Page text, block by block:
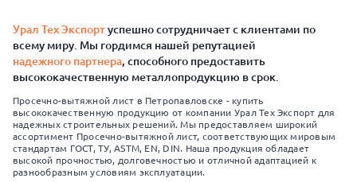
Урал Тех Экспортуспешно сотрудничает с клиентами по
всему миру. Мы гордимся нашей репутацией
надежного партнера, способного предоставить
высококачественную металлопродукцию в срок.
Просечно-вытяжной лист в Петропавловске - купить
высококачественную продукцию от компании Урал Тех Экспорт для
надежных строительных решений. Мы предоставляем широкий
ассортимент Просечно-вытяжной лист, соответствующих мировым
стандартам ГОСТ, ТУ, ASTM, EN, DIN. Наша продукция обладает
высокой прочностью, долговечностью и отличной адаптацией к
разнообразным условиям эксплуатации.